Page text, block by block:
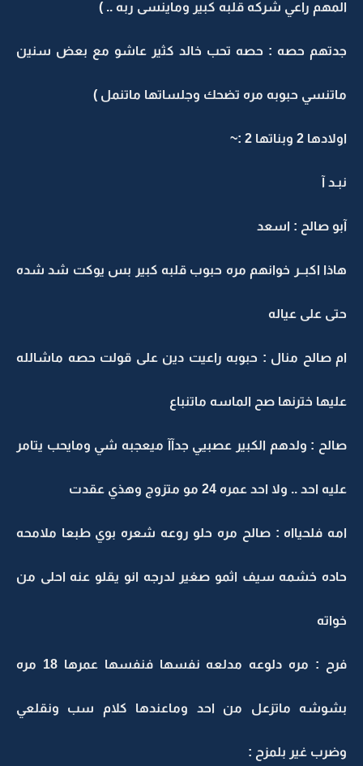
المهم راعي شركه قلبه كبير وماينسى ربه .. )
جدتهم حصه : حصه تحب خالد كثير عاشو مع بعض سنين
ماتنسي حبوبه مره تضحك وجلساتها ماتنمل )
اولادها 2 وبناتها 2 :~
نبـد آ
آبو صالح : اسعد
هاذا اكبــر خوانهم مره حبوب قلبه كبير بس يوكت شد شده
حتى على عياله
ام صالح منال : حبوبه راعيت دين على قولت حصه ماشالله
عليها خترنها صح الماسه ماتنباع
صالح : ولدهم الكبير عصبيي جدآآ ميعجبه شي ومايحب يتامر
عليه احد .. ولا احد عمره 24 مو متزوج وهذي عقدت
امه فلحيااه : صالح مره حلو روعه شعره بوي طبعا ملامحه
حاده خشمه سيف اثمو صغير لدرجه انو يقلو عنه احلى من
خواته
فرح : مره دلوعه مدلعه نفسها فنفسها عمرها 18 مره
بشوشه ماتزعل من احد وماعندها كلام سب ونقلعي
وضرب غير بلمزح :